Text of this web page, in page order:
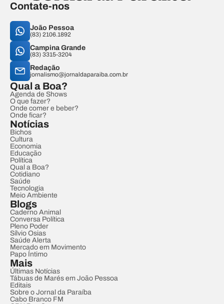
Contate-nos
João Pessoa
(83) 2106.1892
Campina Grande
(83) 3315-3204
Redação
jornalismo@jornaldaparaiba.com.br
Qual a Boa?
Agenda de Shows
O que fazer?
Onde comer e beber?
Onde ficar?
Notícias
Bichos
Cultura
Economia
Educação
Política
Qual a Boa?
Cotidiano
Saúde
Tecnologia
Meio Ambiente
Blogs
Caderno Animal
Conversa Política
Pleno Poder
Sílvio Osias
Saúde Alerta
Mercado em Movimento
Papo Íntimo
Mais
Últimas Notícias
Tábuas de Marés em João Pessoa
Editais
Sobre o Jornal da Paraíba
Cabo Branco FM